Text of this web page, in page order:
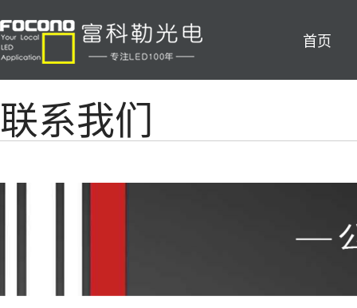
首页
联系我们